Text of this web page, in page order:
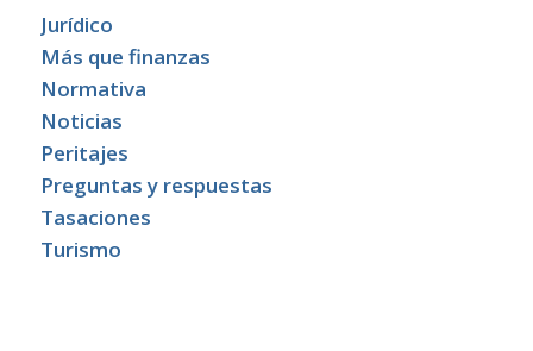
Jurídico
Más que finanzas
Normativa
Noticias
Peritajes
Preguntas y respuestas
Tasaciones
Turismo